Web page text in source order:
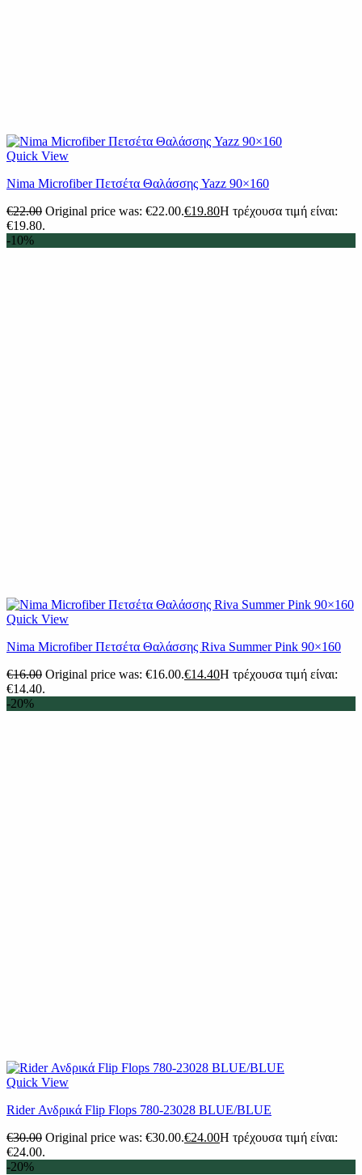
Quick View
Nima Microfiber Πετσέτα Θαλάσσης Yazz 90×160
€22.00 Original price was: €22.00.€19.80Η τρέχουσα τιμή είναι:
€19.80.
-10%
Quick View
Nima Microfiber Πετσέτα Θαλάσσης Riva Summer Pink 90×160
€16.00 Original price was: €16.00.€14.40Η τρέχουσα τιμή είναι:
€14.40.
-20%
Quick View
Rider Ανδρικά Flip Flops 780-23028 BLUE/BLUE
€30.00 Original price was: €30.00.€24.00Η τρέχουσα τιμή είναι:
€24.00.
-20%